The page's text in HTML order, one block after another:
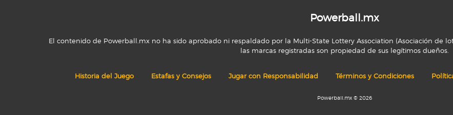
Powerball.mx
El contenido de Powerball.mx no ha sido aprobado ni respaldado por la Multi-State Lottery Association (Asociación de
las marcas registradas son propiedad de sus legítimos dueños.
Historia del Juego Estafas y Consejos Jugar con Responsabilidad Términos y Condiciones
Powerball.mx © 2026